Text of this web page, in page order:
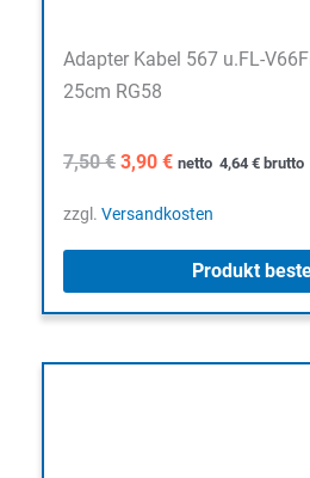
Adapter Kabel 567 u.FL-
25cm RG58
7,50€ Ursprünglicher
war:
3,90 €Aktueller
ist:
netto 4,64 € brutto
zzgl. Versandkosten
Produkt